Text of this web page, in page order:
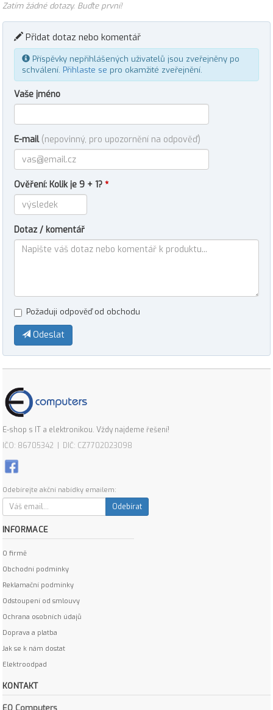
Zatím žádné dotazy. Buďte první!
Přidat dotaz nebo komentář
Příspěvky nepřihlášených uživatelů jsou zveřejněny po
schválení. Přihlaste se pro okamžité zveřejnění.
Vaše jméno
E-mail (nepovinný, pro upozornění na odpověď)
Ověření: Kolik je 9 + 1? *
Dotaz / komentář
Požaduji odpověď od obchodu
Odeslat
E-shop s IT a elektronikou. Vždy najdeme řešení!
IČO: 86705342 | DIČ: CZ7702023098
Odebírejte akční nabídky emailem:
Odebírat
INFORMACE
O firmě
Obchodní podmínky
Reklamační podmínky
Odstoupení od smlouvy
Ochrana osobních údajů
Doprava a platba
Jak se k nám dostat
Elektroodpad
KONTAKT
EO Computers